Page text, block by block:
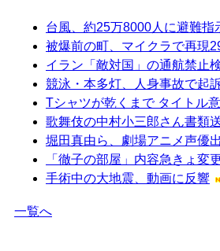
台風、約25万8000人に避難指
被爆前の町、マイクラで再現
イラン「敵対国」の通航禁止
競泳・本多灯、人身事故で起
Tシャツが乾くまで タイトル
歌舞伎の中村小三郎さん書類
堀田真由ら、劇場アニメ声優
「徹子の部屋」内容急きょ変
手術中の大地震、動画に反響
一覧へ